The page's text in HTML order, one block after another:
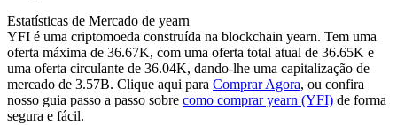
Estatísticas de Mercado de yearn
YFI é uma criptomoeda construída na blockchain yearn. Tem uma
oferta máxima de 36.67K, com uma oferta total atual de 36.65K e
uma oferta circulante de 36.04K, dando-lhe uma capitalização de
mercado de 3.57B. Clique aqui para Comprar Agora, ou confira
nosso guia passo a passo sobre como comprar yearn (YFI) de forma
segura e fácil.